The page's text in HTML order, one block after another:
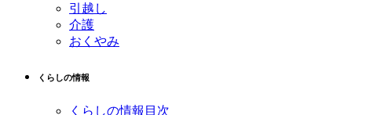
引越し
介護
おくやみ
くらしの情報
くらしの情報目次